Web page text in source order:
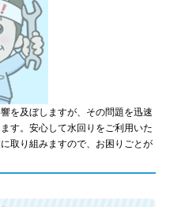
を及ぼしますが、その問題を迅速
す。安心して水回りをご利用いた
取り組みますので、お困りごとが